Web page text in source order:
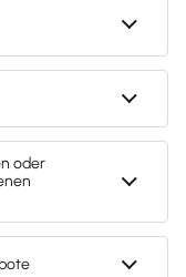
gespeichert. So
sicher und